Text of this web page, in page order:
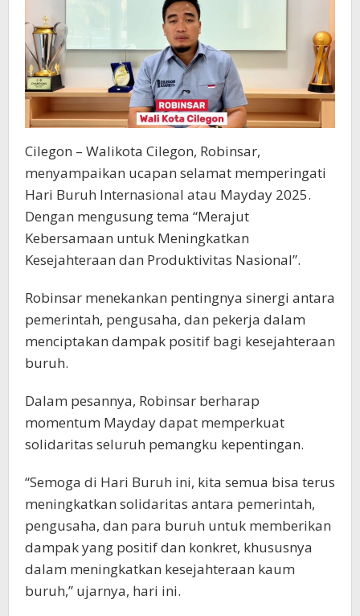
Cilegon – Walikota Cilegon, Robinsar,
menyampaikan ucapan selamat memperingati
Hari Buruh Internasional atau Mayday 2025.
Dengan mengusung tema “Merajut
Kebersamaan untuk Meningkatkan
Kesejahteraan dan Produktivitas Nasional”.
Robinsar menekankan pentingnya sinergi antara
pemerintah, pengusaha, dan pekerja dalam
menciptakan dampak positif bagi kesejahteraan
buruh.
Dalam pesannya, Robinsar berharap
momentum Mayday dapat memperkuat
solidaritas seluruh pemangku kepentingan.
“Semoga di Hari Buruh ini, kita semua bisa terus
meningkatkan solidaritas antara pemerintah,
pengusaha, dan para buruh untuk memberikan
dampak yang positif dan konkret, khususnya
dalam meningkatkan kesejahteraan kaum
buruh,” ujarnya, hari ini.